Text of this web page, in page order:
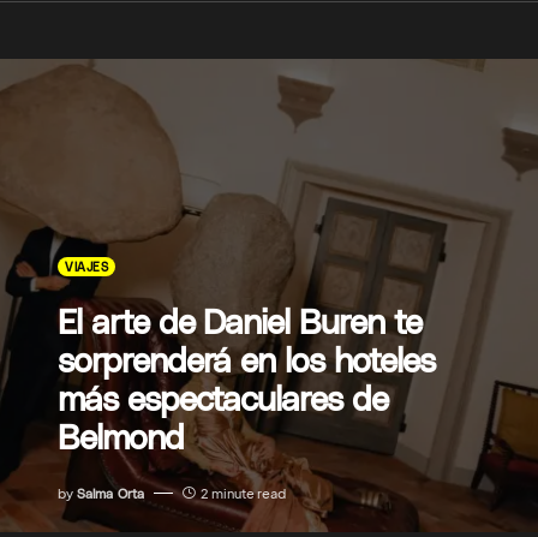
VIAJES
El arte de Daniel Buren te
sorprenderá en los hoteles
más espectaculares de
Belmond
by Salma Orta 2 minute read